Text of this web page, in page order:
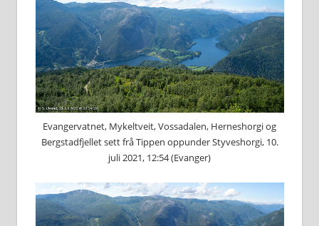
Evangervatnet, Mykeltveit, Vossadalen, Herneshorgi og
Bergstadfjellet sett frå Tippen oppunder Styveshorgi, 10.
juli 2021, 12:54 (Evanger)